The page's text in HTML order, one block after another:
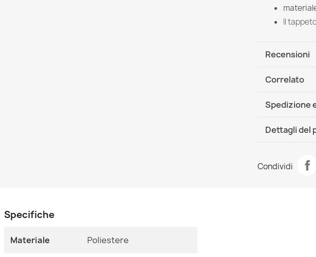
Il
Recensioni
Correlato
Tappeto
antiscivolo -
Spedizione
DHL / GLS
Dettagli del
Condividi
Specifiche
Materiale Poliestere